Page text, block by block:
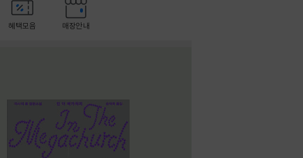
혜택모음 매장안내